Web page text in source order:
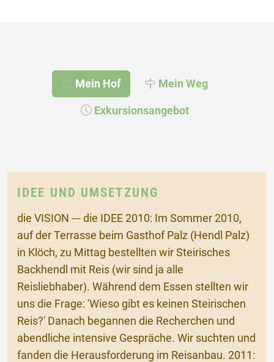
Mein Hof Mein Weg
Exkursionsangebot
IDEE UND UMSETZUNG
die VISION --- die IDEE 2010: Im Sommer 2010,
auf der Terrasse beim Gasthof Palz (Hendl Palz)
in Klöch, zu Mittag bestellten wir Steirisches
Backhendl mit Reis (wir sind ja alle
Reisliebhaber). Während dem Essen stellten wir
uns die Frage: 'Wieso gibt es keinen Steirischen
Reis?' Danach begannen die Recherchen und
abendliche intensive Gespräche. Wir suchten und
fanden die Herausforderung im Reisanbau. 2011: